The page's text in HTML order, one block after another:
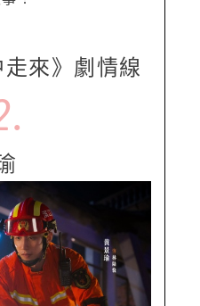
來》劇情線